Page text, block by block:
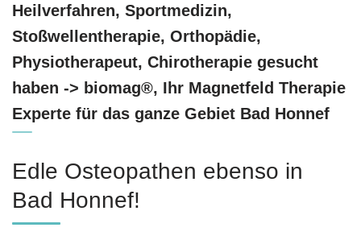
Heilverfahren, Sportmedizin,
Stoßwellentherapie, Orthopädie,
Physiotherapeut, Chirotherapie gesucht
haben -> biomag®, Ihr Magnetfeld Therapie
Experte für das ganze Gebiet Bad Honnef
Edle Osteopathen ebenso in
Bad Honnef!